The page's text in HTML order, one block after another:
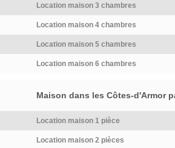
Location maison 3 chambres
Location maison 4 chambres
Location maison 5 chambres
Location maison 6 chambres
Maison dans les Côtes-d'Armor
Location maison 1 pièce
Location maison 2 pièces